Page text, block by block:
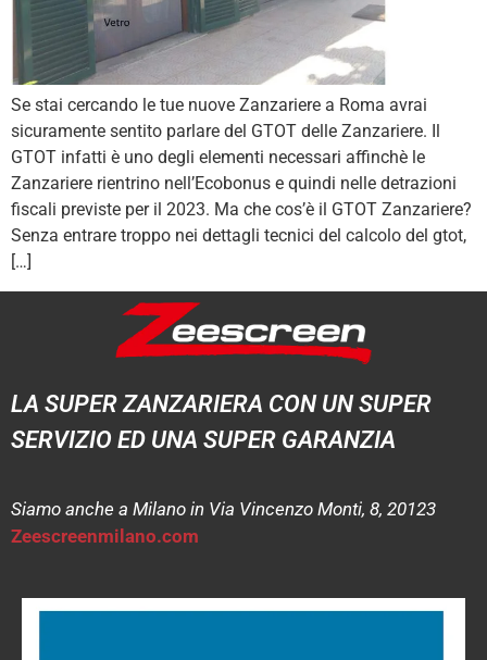
Se stai cercando le tue nuove Zanzariere a Roma avrai
sicuramente sentito parlare del GTOT delle Zanzariere. Il
GTOT infatti è uno degli elementi necessari affinchè le
Zanzariere rientrino nell’Ecobonus e quindi nelle detrazioni
fiscali previste per il 2023. Ma che cos’è il GTOT Zanzariere?
Senza entrare troppo nei dettagli tecnici del calcolo del gtot,
[…]
LA SUPER ZANZARIERA CON UN SUPER
SERVIZIO ED UNA SUPER GARANZIA
Siamo anche a Milano in Via Vincenzo Monti, 8, 20123
Zeescreenmilano.com